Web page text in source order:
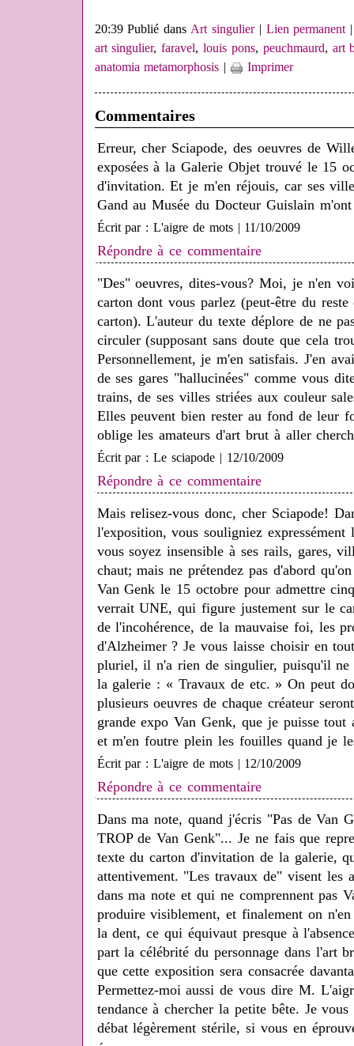
20:39 Publié dansArt singulier| Lien permanent
art singulier,faravel,louis pons, peuchmaurd, art
anatomia metamorphosis | Imprimer
Commentaires
Erreur, cher Sciapode, des oeuvres de
exposées à la Galerie Objet trouvé le 15
d'invitation. Et je m'en réjouis, car ses
Gand au Musée du Docteur Guislain
Écrit par : L'aigre de mots | 11/10/2009
Répondre à ce commentaire
"Des" oeuvres, dites-vous? Moi, je n'en
carton dont vous parlez (peut-être du
carton). L'auteur du texte déplore de ne
circuler (supposant sans doute que cela
Personnellement, je m'en satisfais. J'en
de ses gares "hallucinées" comme vous
trains, de ses villes striées aux couleur
Elles peuvent bien rester au fond de leur
oblige les amateurs d'art brut à aller
Écrit par : Le sciapode | 12/10/2009
Répondre à ce commentaire
Mais relisez-vous donc, cher Sciapode!
l'exposition, vous souligniez expressément
vous soyez insensible à ses rails, gares,
chaut; mais ne prétendez pas d'abord
Van Genk le 15 octobre pour admettre
verrait UNE, qui figure justement sur le
de l'incohérence, de la mauvaise foi, les
d'Alzheimer ? Je vous laisse choisir en
pluriel, il n'a rien de singulier, puisqu'il
la galerie : « Travaux de etc. » On peut
plusieurs oeuvres de chaque créateur
grande expo Van Genk, que je puisse tout
et m'en foutre plein les fouilles quand je
Écrit par : L'aigre de mots | 12/10/2009
Répondre à ce commentaire
Dans ma note, quand j'écris "Pas de Van
TROP de Van Genk"... Je ne fais que
texte du carton d'invitation de la galerie,
attentivement. "Les travaux de" visent les
dans ma note et qui ne comprennent pas
produire visiblement, et finalement on
la dent, ce qui équivaut presque à
part la célébrité du personnage dans l'art
que cette exposition sera consacrée
Permettez-moi aussi de vous dire M.
tendance à chercher la petite bête. Je
débat légèrement stérile, si vous en